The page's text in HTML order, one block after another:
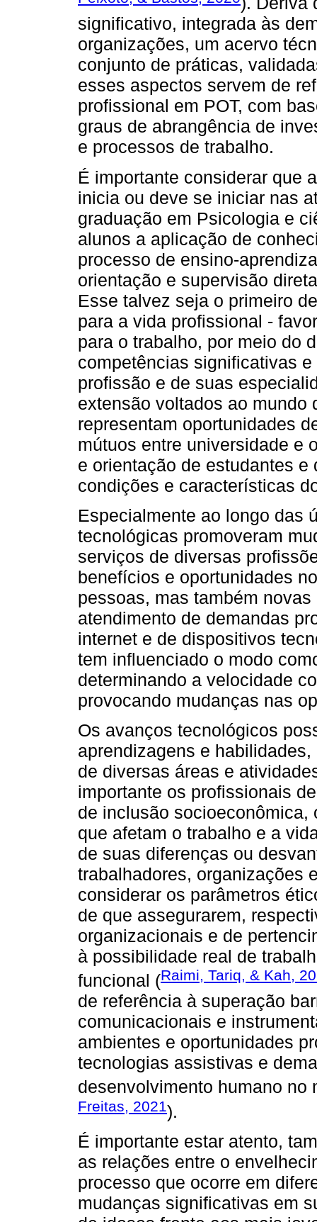
significativo, integrada às
organizações, um acervo
conjunto de práticas,
esses aspectos servem de
profissional em POT, com
graus de abrangência de
e processos de trabalho.
É importante considerar que
inicia ou deve se iniciar nas
graduação em Psicologia e
alunos a aplicação de
processo de ensino-
orientação e supervisão
Esse talvez seja o primeiro
para a vida profissional -
para o trabalho, por meio do
competências significativas
profissão e de suas
extensão voltados ao mundo
representam oportunidades
mútuos entre universidade e
e orientação de estudantes
condições e características
Especialmente ao longo das
tecnológicas promoveram
serviços de diversas
benefícios e oportunidades
pessoas, mas também
atendimento de demandas
internet e de dispositivos
tem influenciado o modo
determinando a velocidade
provocando mudanças nas
Os avanços tecnológicos
aprendizagens e
de diversas áreas e
importante os profissionais
de inclusão socioeconômica,
que afetam o trabalho e a
de suas diferenças ou
trabalhadores, organizações
considerar os parâmetros
de que assegurarem,
organizacionais e de
à possibilidade real de
funcional (Raimi, Tariq, & Kah,
de referência à superação
comunicacionais e
ambientes e oportunidades
tecnologias assistivas e
desenvolvimento humano no
Freitas, 2021).
É importante estar atento,
as relações entre o
processo que ocorre em
mudanças significativas em